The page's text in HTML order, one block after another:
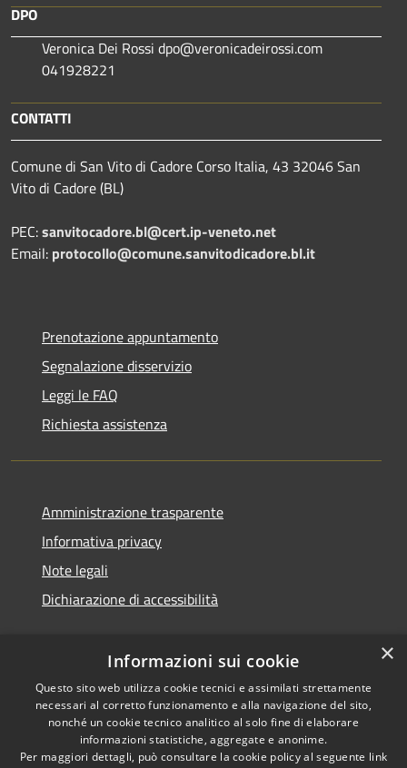
DPO
Veronica Dei Rossi dpo@veronicadeirossi.com
041928221
CONTATTI
Comune di San Vito di Cadore Corso Italia, 43 32046 San
Vito di Cadore (BL)
PEC:sanvitocadore.bl@cert.ip-veneto.net
Email: protocollo@comune.sanvitodicadore.bl.it
Prenotazione appuntamento
Segnalazione disservizio
Leggi le FAQ
Richiesta assistenza
Amministrazione trasparente
Informativa privacy
Note legali
Dichiarazione di accessibilità
RSS
Copyright © 2026 • Comune di
×
Informazioni sui cookie
Questo sito web utilizza cookie tecnici e assimilati strettamente
necessari al corretto funzionamento e alla navigazione del sito,
nonché un cookie tecnico analitico al solo fine di elaborare
informazioni statistiche, aggregate e anonime.
Per maggiori dettagli, può consultare la cookie policy al seguente link